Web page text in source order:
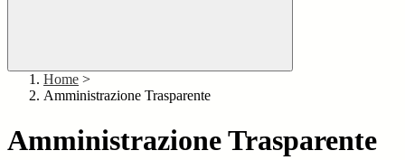
Home >
Amministrazione Trasparente
Amministrazione Trasparente